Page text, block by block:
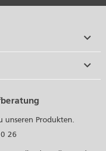


unseren Produkten.
26